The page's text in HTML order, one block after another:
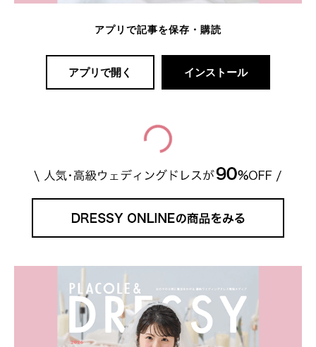
アプリで記事を保存・購読
アプリで開く インストール